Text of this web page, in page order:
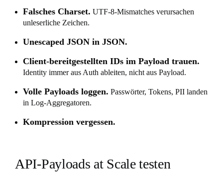
Falsches Charset. UTF-8-Mismatches verursachen
unleserliche Zeichen.
Unescaped JSON in JSON.
Client-bereitgestellten IDs im Payload trauen.
Identity immer aus Auth ableiten, nicht aus Payload.
Volle Payloads loggen. Passwörter, Tokens, PII landen
in Log-Aggregatoren.
Kompression vergessen.
API-Payloads at Scale testen